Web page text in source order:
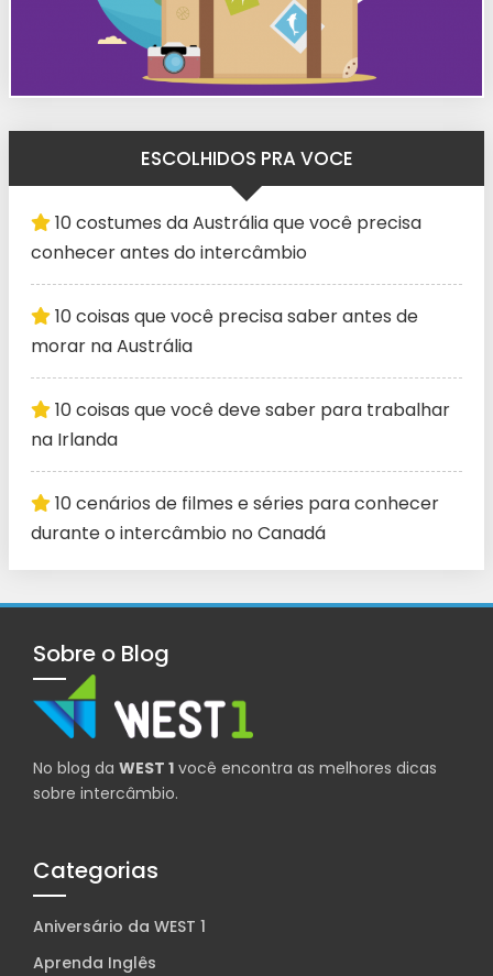
ESCOLHIDOS PRA VOCE
10 costumes da Austrália que você precisa
conhecer antes do intercâmbio
10 coisas que você precisa saber antes de
morar na Austrália
10 coisas que você deve saber para trabalhar
na Irlanda
10 cenários de filmes e séries para conhecer
durante o intercâmbio no Canadá
Sobre o Blog
No blog da WEST 1 você encontra as melhores dicas
sobre intercâmbio.
Categorias
Aniversário da WEST 1
Aprenda Inglês